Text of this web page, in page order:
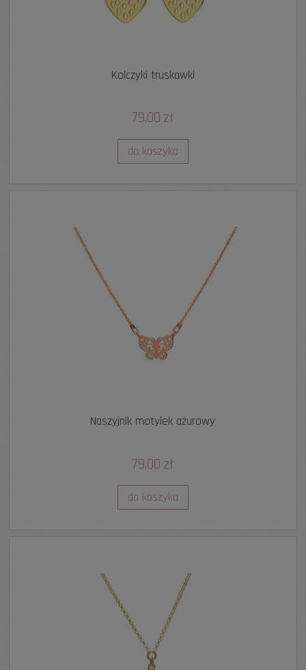
Kolczyki truskawki
79,00 zł
do koszyka
Naszyjnik motylek ażurowy
79,00 zł
do koszyka